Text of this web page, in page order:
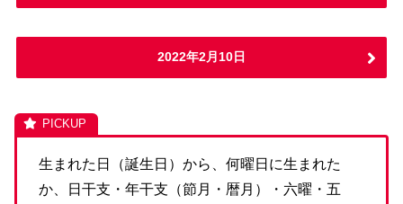
2022年2月10日
生まれた日（誕生日）から、何曜日に生まれた
か、日干支・年干支（節月・暦月）・六曜・五